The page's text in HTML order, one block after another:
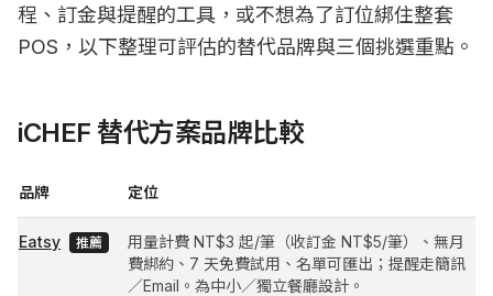
程、訂金與提醒的工具，或不想為了訂位綁住整套
POS，以下整理可評估的替代品牌與三個挑選重點。
iCHEF 替代方案品牌比較
品牌 定位
Eatsy 推薦
用量計費 NT$3 起/筆（收訂金 NT$5/筆）、無月
費綁約、7 天免費試用、名單可匯出；提醒走簡訊
／Email。為中小／獨立餐廳設計。